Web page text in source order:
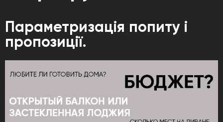
Параметризація попиту і
пропозиції.